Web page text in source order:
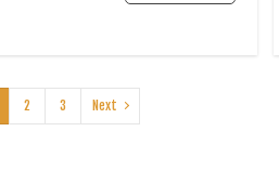
2 3 Next